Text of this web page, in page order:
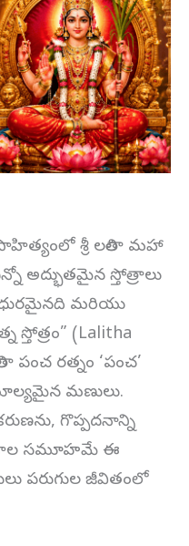
సాహిత్యంలో శ్రీ లలితా మహా
అద్భుతమైన స్తోత్రాలు
మరియు
స్తోత్రం” (Lalitha
పంచ రత్నం ‘పంచ’
మణులు.
గొప్పదనాన్ని
సమూహమే ఈ
పరుగుల జీవితంలో